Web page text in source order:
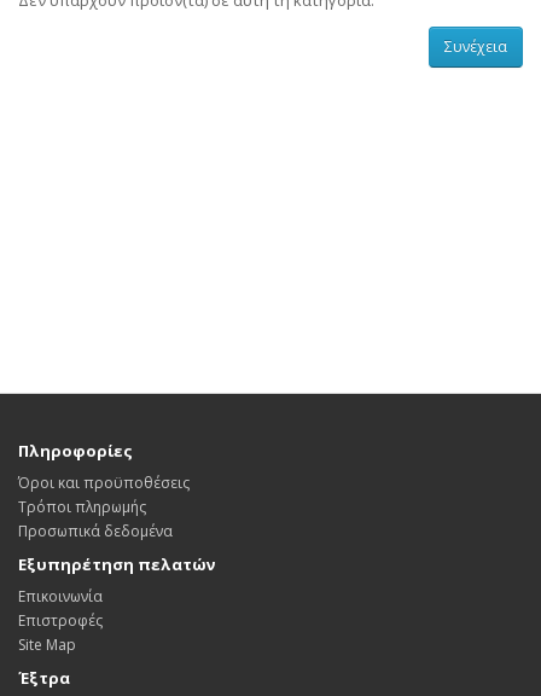
Συνέχεια
Πληροφορίες
Όροι και προϋποθέσεις
Τρόποι πληρωμής
Προσωπικά δεδομένα
Εξυπηρέτηση πελατών
Επικοινωνία
Επιστροφές
Site Map
Έξτρα